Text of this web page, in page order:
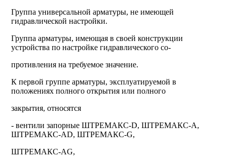
Группа универсальной арматуры, не имеющей
гидравлической настройки.
Группа арматуры, имеющая в своей конструкции
устройства по настройке гидравлического со-
противления на требуемое значение.
К первой группе арматуры, эксплуатируемой в
положениях полного открытия или полного
закрытия, относятся
- вентили запорные ШТРЕМАКС-D, ШТРЕМАКС-А,
ШТРЕМАКС-АD, ШТРЕМАКС-G,
ШТРЕМАКС-АG,